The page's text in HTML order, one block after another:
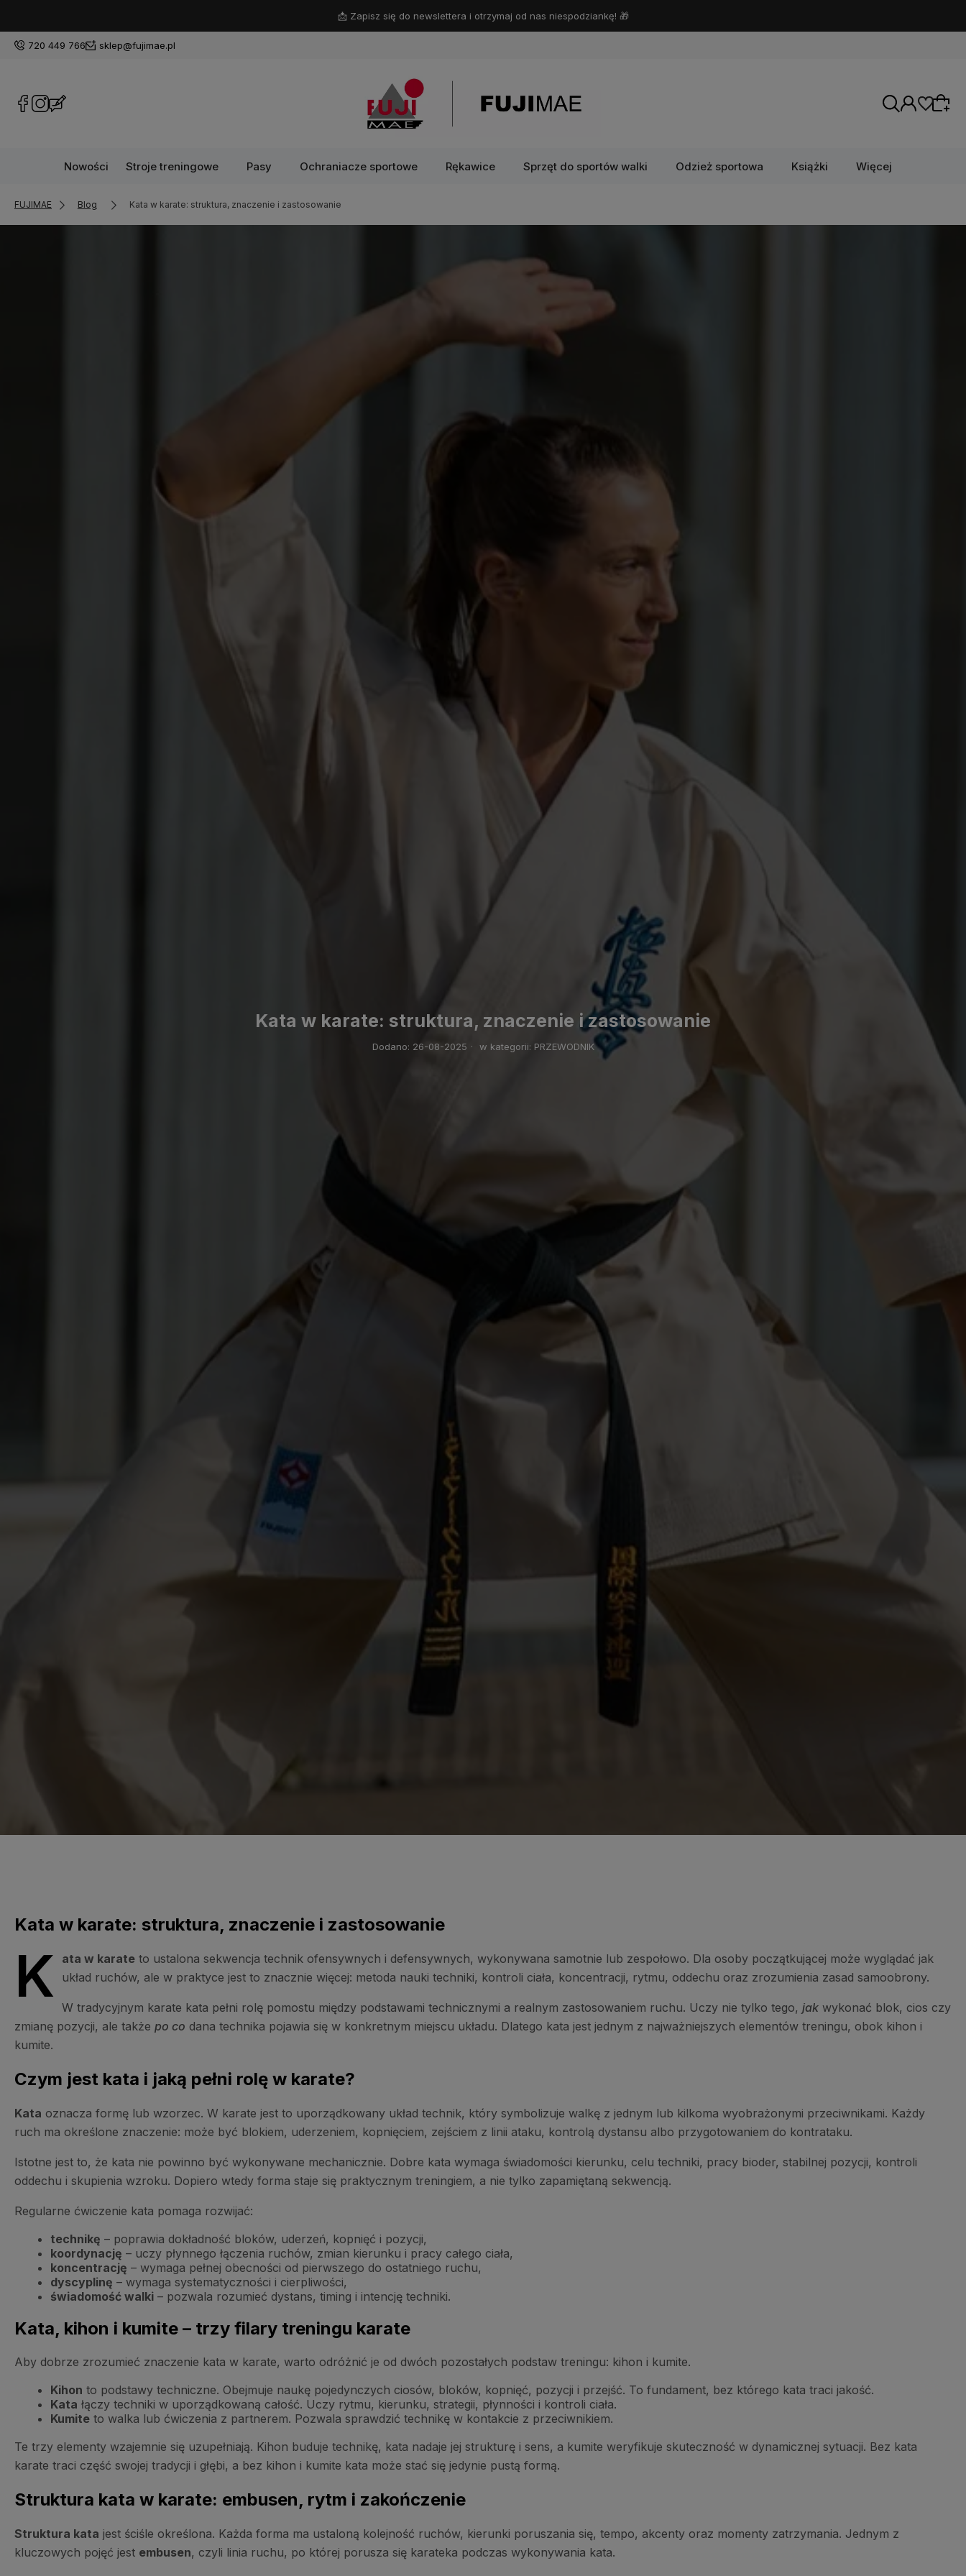
📩 Zapisz się do newslettera i otrzymaj od nas niespodziankę! 🎁
720 449 766 sklep@fujimae.pl
Nowości Stroje treningowe Pasy Ochraniacze sportowe Rękawice Sprzęt do sportów walki Odzież sportowa Książki Więcej
FUJIMAE Blog Kata w karate: struktura, znaczenie i zastosowanie
Kata w karate: struktura, znaczenie i zastosowanie
Dodano: 26-08-2025 · w kategorii: PRZEWODNIK
Kata w karate: struktura, znaczenie i zastosowanie
K ata w karate to ustalona sekwencja technik ofensywnych i defensywnych, wykonywana samotnie lub zespołowo. Dla osoby początkującej może wyglądać jak
układ ruchów, ale w praktyce jest to znacznie więcej: metoda nauki techniki, kontroli ciała, koncentracji, rytmu, oddechu oraz zrozumienia zasad samoobrony.
W tradycyjnym karate kata pełni rolę pomostu między podstawami technicznymi a realnym zastosowaniem ruchu. Uczy nie tylko tego, jak wykonać blok, cios czy
zmianę pozycji, ale także po co dana technika pojawia się w konkretnym miejscu układu. Dlatego kata jest jednym z najważniejszych elementów treningu, obok kihon i
kumite.
Czym jest kata i jaką pełni rolę w karate?
Kata oznacza formę lub wzorzec. W karate jest to uporządkowany układ technik, który symbolizuje walkę z jednym lub kilkoma wyobrażonymi przeciwnikami. Każdy
ruch ma określone znaczenie: może być blokiem, uderzeniem, kopnięciem, zejściem z linii ataku, kontrolą dystansu albo przygotowaniem do kontrataku.
Istotne jest to, że kata nie powinno być wykonywane mechanicznie. Dobre kata wymaga świadomości kierunku, celu techniki, pracy bioder, stabilnej pozycji, kontroli
oddechu i skupienia wzroku. Dopiero wtedy forma staje się praktycznym treningiem, a nie tylko zapamiętaną sekwencją.
Regularne ćwiczenie kata pomaga rozwijać:
technikę – poprawia dokładność bloków, uderzeń, kopnięć i pozycji,
koordynację – uczy płynnego łączenia ruchów, zmian kierunku i pracy całego ciała,
koncentrację – wymaga pełnej obecności od pierwszego do ostatniego ruchu,
dyscyplinę – wymaga systematyczności i cierpliwości,
świadomość walki – pozwala rozumieć dystans, timing i intencję techniki.
Kata, kihon i kumite – trzy filary treningu karate
Aby dobrze zrozumieć znaczenie kata w karate, warto odróżnić je od dwóch pozostałych podstaw treningu: kihon i kumite.
Kihon to podstawy techniczne. Obejmuje naukę pojedynczych ciosów, bloków, kopnięć, pozycji i przejść. To fundament, bez którego kata traci jakość.
Kata łączy techniki w uporządkowaną całość. Uczy rytmu, kierunku, strategii, płynności i kontroli ciała.
Kumite to walka lub ćwiczenia z partnerem. Pozwala sprawdzić technikę w kontakcie z przeciwnikiem.
Te trzy elementy wzajemnie się uzupełniają. Kihon buduje technikę, kata nadaje jej strukturę i sens, a kumite weryfikuje skuteczność w dynamicznej sytuacji. Bez kata
karate traci część swojej tradycji i głębi, a bez kihon i kumite kata może stać się jedynie pustą formą.
Struktura kata w karate: embusen, rytm i zakończenie
Struktura kata jest ściśle określona. Każda forma ma ustaloną kolejność ruchów, kierunki poruszania się, tempo, akcenty oraz momenty zatrzymania. Jednym z
kluczowych pojęć jest embusen, czyli linia ruchu, po której porusza się karateka podczas wykonywania kata.